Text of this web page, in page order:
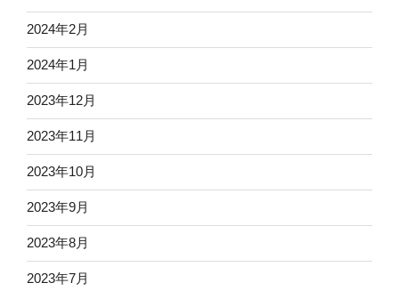
2024年2月
2024年1月
2023年12月
2023年11月
2023年10月
2023年9月
2023年8月
2023年7月